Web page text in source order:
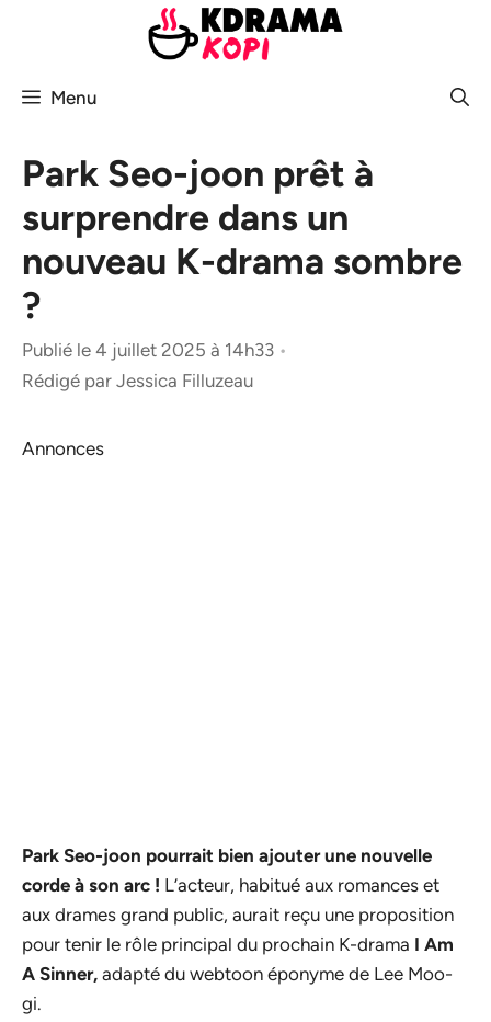
Menu
Park Seo-joon prêt à
surprendre dans un
nouveau K-drama sombre
?
Publié le 4 juillet 2025 à 14h33 •
Rédigé par Jessica Filluzeau
Annonces
Park Seo-joon pourrait bien ajouter une nouvelle
corde à son arc ! L’acteur, habitué aux romances et
aux drames grand public, aurait reçu une proposition
pour tenir le rôle principal du prochain K-drama I Am
A Sinner, adapté du webtoon éponyme de Lee Moo-
gi.